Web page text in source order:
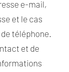
e-mail,
et le cas
téléphone.
et de